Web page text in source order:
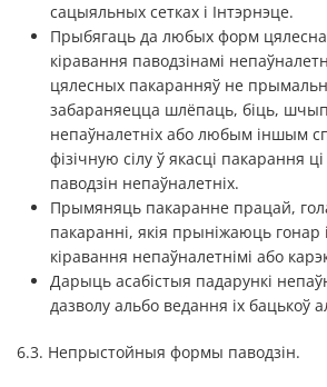
сацыяльных сетках і Інтэрнэце.
Прыбягаць да любых форм
кіравання паводзінамі
цялесных пакаранняў не
забараняецца шлёпаць, біць,
непаўналетніх або любым іншым
фізічную сілу ў якасці пакарання
паводзін непаўналетніх.
Прымяняць пакаранне працай,
пакаранні, якія прыніжаюць гонар
кіравання непаўналетнімі або
Дарыць асабістыя падарункі
дазволу альбо ведання іх бацькоў
6.3. Непрыстойныя формы паводзін.